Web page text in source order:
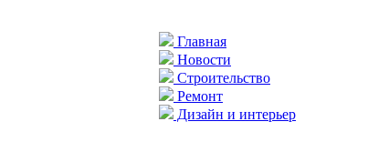
Главная
Новости
Строительство
Ремонт
Дизайн и интерьер